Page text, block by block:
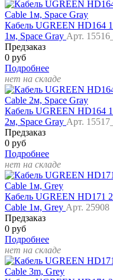
Кабель UGREEN HD164
1м, Space Gray Арт. 15516_
Предзаказ
0 руб
Подробнее
нет на складе
Кабель UGREEN HD164
2м, Space Gray Арт. 15517_
Предзаказ
0 руб
Подробнее
нет на складе
Кабель UGREEN HD171
Cable 1м, Grey Арт. 25908
Предзаказ
0 руб
Подробнее
нет на складе